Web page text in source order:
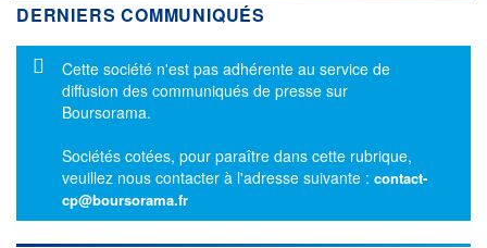
DERNIERS COMMUNIQUÉS
Message d'information
Cette société n'est pas adhérente au service de
diffusion des communiqués de presse sur
Boursorama.
Sociétés cotées, pour paraître dans cette rubrique,
veuillez nous contacter à l'adresse suivante : contact-
cp@boursorama.fr